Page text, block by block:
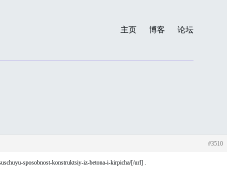
主页 博客 论坛
#3510
sposobnost-konstruktsiy-iz-betona-i-kirpicha/[/url] .